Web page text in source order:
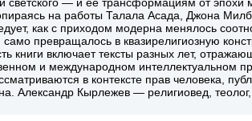
на работы Талала Асада, Джона
как с приходом модерна менялось
превращалось в квазирелигиозную
книги включает тексты разных лет,
и международном интеллектуальном
в контексте прав человека,
Александр Кырлежев — религиовед, теолог,